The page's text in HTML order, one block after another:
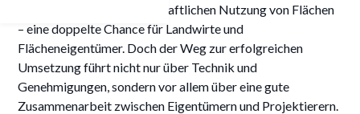
gelingt die
Zusammenarbeit bei
Agri-Photovoltaik
Energie mit der landwirtschaftlichen Nutzung von Flächen
– eine doppelte Chance für Landwirte und
Flächeneigentümer. Doch der Weg zur erfolgreichen
Umsetzung führt nicht nur über Technik und
Genehmigungen, sondern vor allem über eine gute
Zusammenarbeit zwischen Eigentümern und Projektierern.